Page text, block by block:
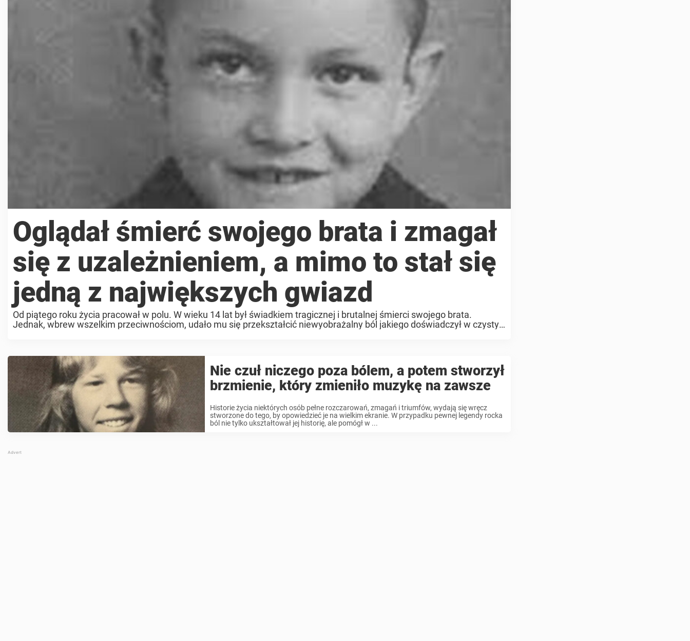
Oglądał śmierć swojego brata i zmagał
się z uzależnieniem, a mimo to stał się
jedną z największych gwiazd
Od piątego roku życia pracował w polu. W wieku 14 lat był świadkiem tragicznej i brutalnej śmierci swojego brata.
Jednak, wbrew wszelkim przeciwnościom, udało mu się przekształcić niewyobrażalny ból jakiego doświadczył w czysty
Nie czuł niczego poza bólem, a potem stworzył
brzmienie, który zmieniło muzykę na zawsze
Historie życia niektórych osób pełne rozczarowań, zmagań i triumfów, wydają się wręcz
stworzone do tego, by opowiedzieć je na wielkim ekranie. W przypadku pewnej legendy rocka
ból nie tylko ukształtował jej historię, ale pomógł w ...